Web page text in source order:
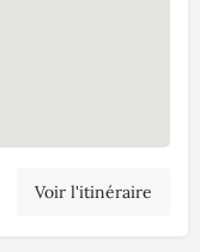
Voir l'itinéraire